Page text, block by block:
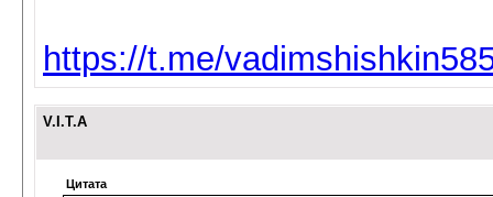
https://t.me/
V.I.T.A
Цитата